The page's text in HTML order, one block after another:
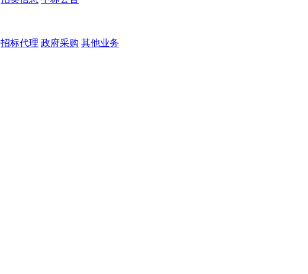
招标代理 政府采购 其他业务